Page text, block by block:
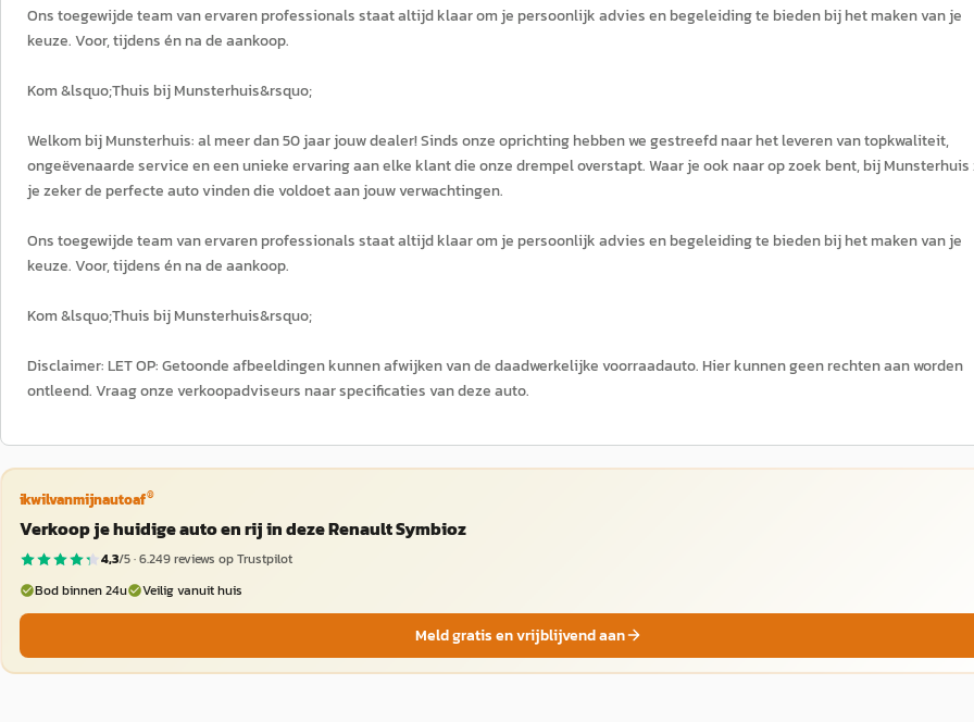
Ons toegewijde team van ervaren professionals staat altijd klaar om je persoonlijk advies en begeleiding te bieden bij het maken van je
keuze. Voor, tijdens én na de aankoop.
Kom &lsquo;Thuis bij Munsterhuis&rsquo;
Welkom bij Munsterhuis: al meer dan 50 jaar jouw dealer! Sinds onze oprichting hebben we gestreefd naar het leveren van topkwaliteit,
ongeëvenaarde service en een unieke ervaring aan elke klant die onze drempel overstapt. Waar je ook naar op zoek bent, bij Munsterhuis
je zeker de perfecte auto vinden die voldoet aan jouw verwachtingen.
Ons toegewijde team van ervaren professionals staat altijd klaar om je persoonlijk advies en begeleiding te bieden bij het maken van je
keuze. Voor, tijdens én na de aankoop.
Kom &lsquo;Thuis bij Munsterhuis&rsquo;
Disclaimer: LET OP: Getoonde afbeeldingen kunnen afwijken van de daadwerkelijke voorraadauto. Hier kunnen geen rechten aan worden
ontleend. Vraag onze verkoopadviseurs naar specificaties van deze auto.
ikwilvanmijnautoaf®
Verkoop je huidige auto en rij in deze Renault Symbioz
4,3/5 ·6.249reviews op Trustpilot
Bod binnen 24u
Veilig vanuit huis
Meld gratis en vrijblijvend aan